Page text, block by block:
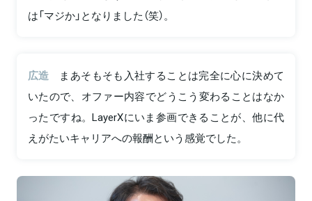
は「マジか」となりました（笑）。
広造
まあそもそも入社することは完全に心に決めて
いたので、オファー内容でどうこう変わることはなか
ったですね。LayerXにいま参画できることが、他に代
えがたいキャリアへの報酬という感覚でした。